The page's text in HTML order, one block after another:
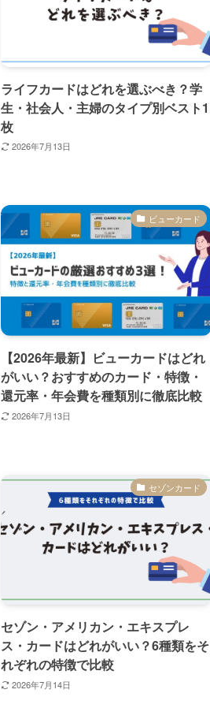
ライフカードはどれを選ぶべき？学
生・社会人・主婦のタイプ別ベスト1
枚
2026年7月13日
ビューカード
【2026年最新】ビューカードはどれ
がいい？おすすめのカード・特徴・
還元率・年会費を種類別に徹底比較
2026年7月13日
セゾンカード
セゾン・アメリカン・エキスプレ
ス・カードはどれがいい？6種類をそ
れぞれの特徴で比較
2026年7月14日